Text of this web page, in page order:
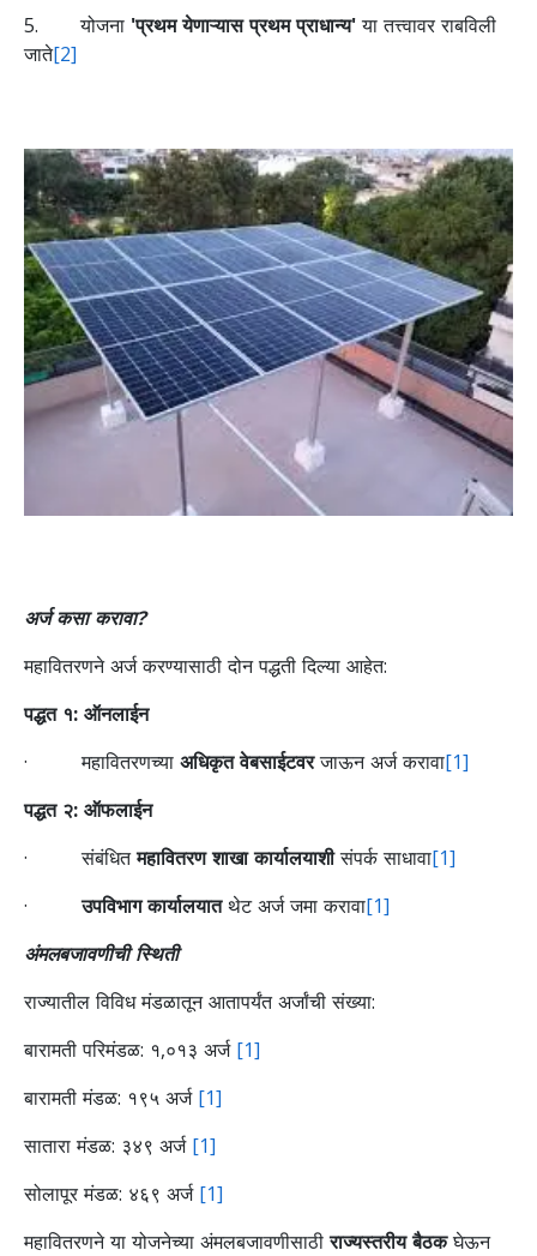
5. योजना 'प्रथम येणाऱ्यास प्रथम प्राधान्य'या तत्त्वावर राबविली
जाते[2]
अर्ज कसा करावा?
महावितरणने अर्ज करण्यासाठी दोन पद्धती दिल्या आहेत:
पद्धत १: ऑनलाईन
· महावितरणच्या अधिकृत वेबसाईटवरजाऊन अर्ज करावा[1]
पद्धत २: ऑफलाईन
· संबंधितमहावितरण शाखा कार्यालयाशीसंपर्क साधावा[1]
·उपविभाग कार्यालयातथेट अर्ज जमा करावा[1]
अंमलबजावणीची स्थिती
राज्यातील विविध मंडळातून आतापर्यंत अर्जांची संख्या:
बारामती परिमंडळ: १,०१३ अर्ज [1]
बारामती मंडळ: १९५ अर्ज [1]
सातारा मंडळ: ३४९ अर्ज [1]
सोलापूर मंडळ: ४६९ अर्ज [1]
महावितरणने या योजनेच्या अंमलबजावणीसाठीराज्यस्तरीय बैठकघेऊन